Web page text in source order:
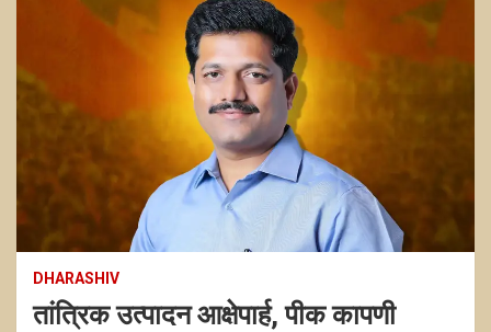
DHARASHIV
तांत्रिक उत्पादन आक्षेपार्ह, पीक कापणी